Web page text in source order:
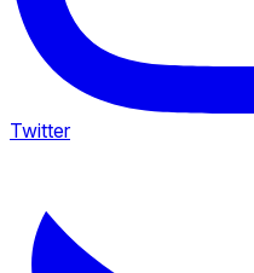
Twitter